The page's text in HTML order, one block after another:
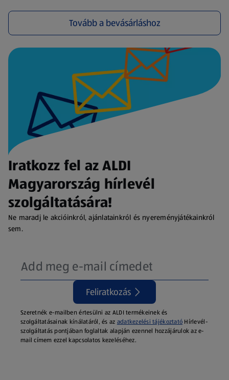
Tovább a bevásárláshoz
(új oldalon nyílik meg)
Iratkozz fel az ALDI
Magyarország hírlevél
szolgáltatására!
Ne maradj le akcióinkról, ajánlatainkról és nyereményjátékainkról
sem.
Feliratkozás
Szeretnék e-mailben értesülni az ALDI termékeinek és
szolgáltatásainak kínálatáról, és az adatkezelési tájékoztató Hírlevél-
szolgáltatás pontjában foglaltak alapján ezennel hozzájárulok az e-
mail címem ezzel kapcsolatos kezeléséhez.